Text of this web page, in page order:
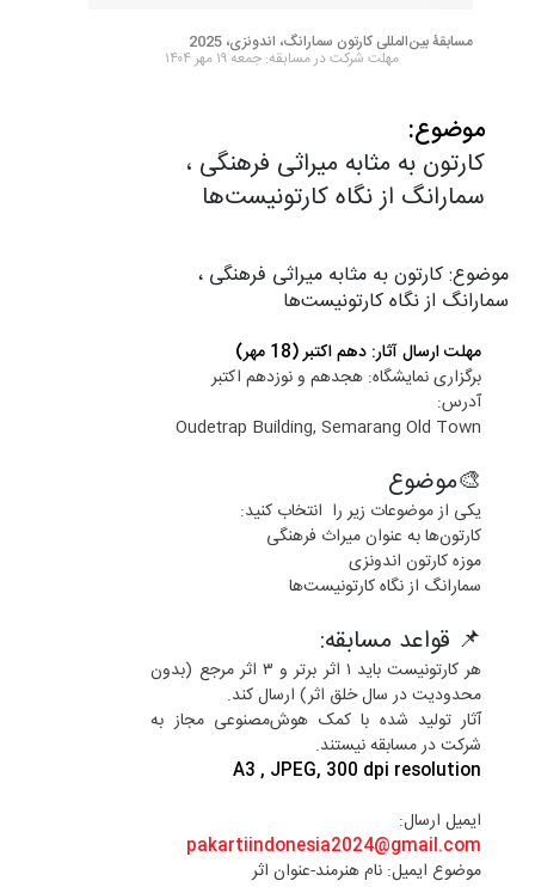
مسابقۀ بین‌المللی کارتون سمارانگ، اندونزی، 2025
مهلت شرکت در مسابقه: جمعه ۱۹ مهر ۱۴۰۴
موضوع:
کارتون به مثابه میراثی فرهنگی ،
سمارانگ از نگاه کارتونیست‌ها
موضوع: کارتون به مثابه میراثی فرهنگی ،
سمارانگ از نگاه کارتونیست‌ها
مهلت ارسال آثار: دهم اکتبر (18 مهر)
برگزاری نمایشگاه: هجدهم و نوزدهم اکتبر
آدرس:
Oudetrap Building, Semarang Old Town
🎨موضوع
یکی از موضوعات زیر را انتخاب کنید:
کارتون‌ها به عنوان میراث فرهنگی
موزه کارتون اندونزی
سمارانگ از نگاه کارتونیست‌ها
📌 قواعد مسابقه:
هر کارتونیست باید ۱ اثر برتر و ۳ اثر مرجع (بدون
محدودیت در سال خلق اثر) ارسال کند.
آثار تولید شده با کمک هوش‌مصنوعی مجاز به
شرکت در مسابقه نیستند.
A3 , JPEG, 300 dpi resolution
ایمیل ارسال:
pakartiindonesia2024@gmail.com
موضوع ایمیل: نام هنرمند-عنوان اثر